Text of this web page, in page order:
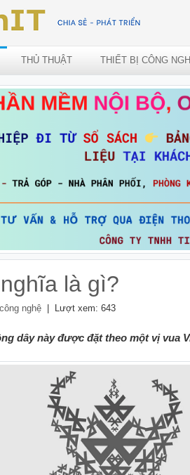
THỦ THUẬT THIẾT BỊ CÔNG
là gì?
công nghệ | Lượt xem: 643
dây này được đặt theo một vị vua